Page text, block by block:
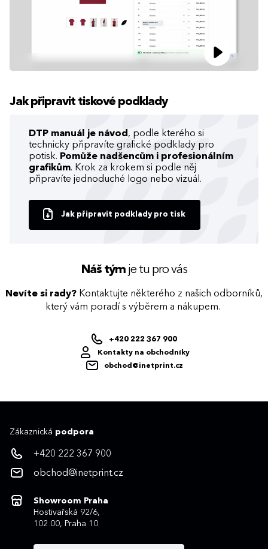
Jak připravit tiskové podklady
DTP manuál je návod , podle kterého si
technicky připravíte grafické podklady pro
potisk. Pomůže nadšencům i profesionálním
grafikům. Krok za krokem si podle něj
připravíte jednoduché logo nebo vizuál.
Jak připravit podklady pro tisk
Náš týmje tu pro vás
Nevíte si rady? Kontaktujte některého z našich odborníků,
který vám poradí s výběrem a nákupem.
+420 222 367 900
Kontakty na obchodníky
obchod@inetprint.cz
Zákaznická podpora
+420 222 367 900
obchod@inetprint.cz
Showroom Praha
Hostivařská 92/6,
102 00, Praha 10